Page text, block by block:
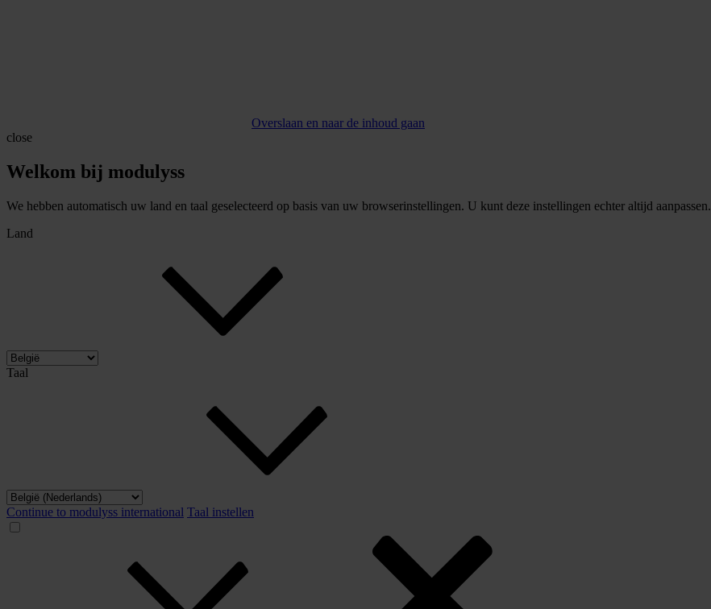
Overslaan en naar de inhoud gaan
close
Welkom bij modulyss
We hebben automatisch uw land en taal geselecteerd op basis van uw browserinstellingen. U kunt deze instellingen echter altijd aanpassen.
Land
Taal
Continue to modulyss international Taal instellen